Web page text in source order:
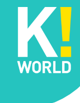
Accueil